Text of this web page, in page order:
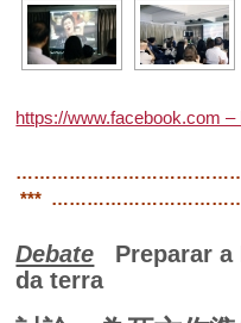
https://www.facebook.com –
***
Debate Preparar
da terra